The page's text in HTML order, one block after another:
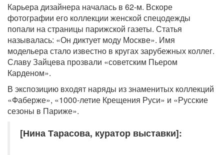
Карьера дизайнера началась в 62-м. Вскоре
фотографии его коллекции женской спецодежды
попали на страницы парижской газеты. Статья
называлась: «Он диктует моду Москве». Имя
модельера стало известно в кругах зарубежных коллег.
Славу Зайцева прозвали «советским Пьером
Карденом».
В экспозицию входят наряды из знаменитых коллекций
«Фаберже», «1000-летие Крещения Руси» и «Русские
сезоны в Париже».
[Нина Тарасова, куратор выставки]: